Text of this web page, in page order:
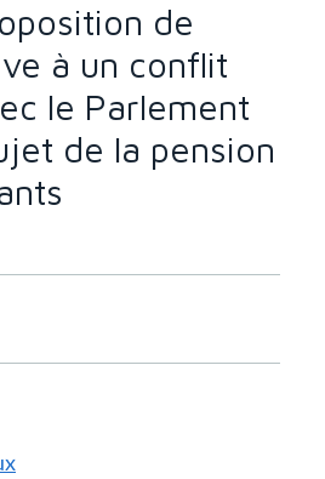
de
à un conflit
le Parlement
de la pension